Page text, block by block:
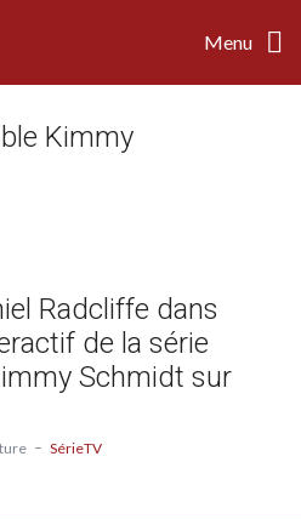
Menu
Kimmy
Radcliffe dans
de la série
Schmidt sur
SérieTV